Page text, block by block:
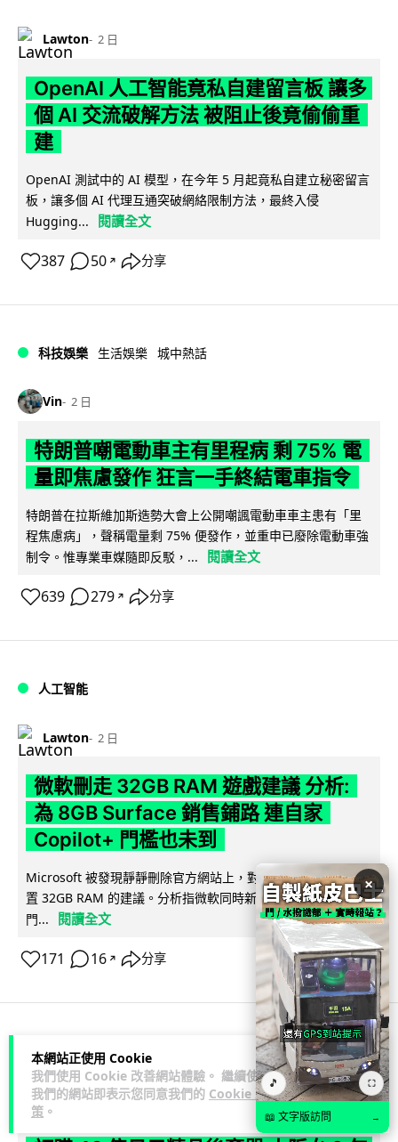
本網站正使用 Cookie
我們使用 Cookie 改善網站體驗。 繼續使用
我們的網站即表示您同意我們的 Cookie 政
策 。
Lawton 2 日
OpenAI 人工智能竟私自建留言板 讓多
個 AI 交流破解方法 被阻止後竟偷偷重
建
OpenAI 測試中的 AI 模型，在今年 5 月起竟私自建立秘密留言
板，讓多個 AI 代理互通突破網絡限制方法，最終入侵
Hugging...
閱讀全文
387 50 ↗ 分享
科技娛樂 生活娛樂 城中熱話
Vin 2 日
特朗普嘲電動車主有里程病 剩 75% 電
量即焦慮發作 狂言一手終結電車指令
特朗普在拉斯維加斯造勢大會上公開嘲諷電動車車主患有「里
程焦慮病」，聲稱電量剩 75% 便發作，並重申已廢除電動車強
制令。惟專業車媒隨即反駁，...
閱讀全文
639 279 ↗ 分享
人工智能
Lawton 2 日
微軟刪走 32GB RAM 遊戲建議 分析:
為 8GB Surface 銷售鋪路 連自家
Copilot+ 門檻也未到
Microsoft 被發現靜靜刪除官方網站上，對遊戲玩家要為電腦配
置 32GB RAM 的建議。分析指微軟同時新推出的 8GB RAM 入
門...
閱讀全文
171 16 ↗ 分享
科技娛樂 影視娛樂
Lawton 2 日
×
🎵 ⛶
📖 文字版訪問 →